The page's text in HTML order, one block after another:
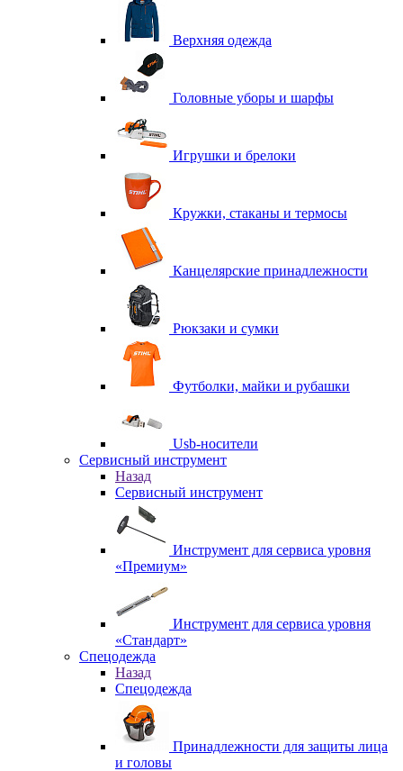
Верхняя одежда
Головные уборы и шарфы
Игрушки и брелоки
Кружки, стаканы и термосы
Канцелярские принадлежности
Рюкзаки и сумки
Футболки, майки и рубашки
Usb-носители
Сервисный инструмент
Назад
Сервисный инструмент
Инструмент для сервиса уровня
«Премиум»
Инструмент для сервиса уровня
«Стандарт»
Спецодежда
Назад
Спецодежда
Принадлежности для защиты лица
и головы